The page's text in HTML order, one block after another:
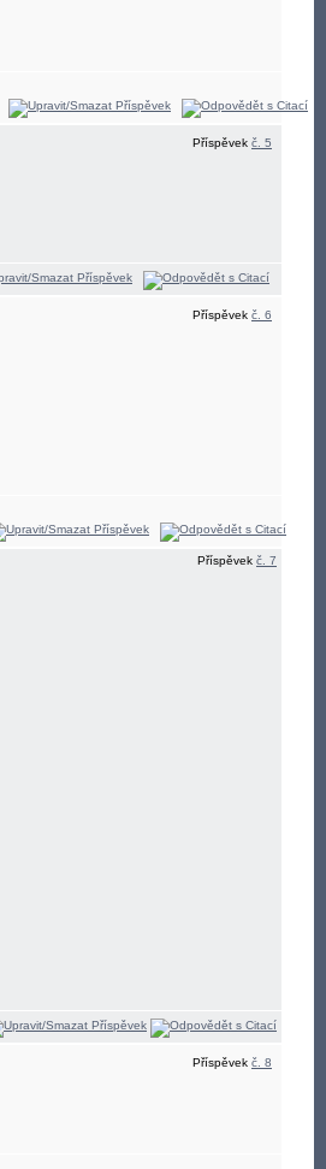
Příspěvek č. 5
Příspěvek č. 6
Příspěvek č. 7
Příspěvek č. 8